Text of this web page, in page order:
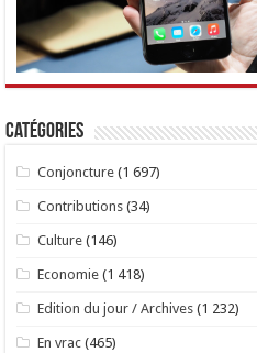
Catégories
Conjoncture (1 697)
Contributions (34)
Culture (146)
Economie (1 418)
Edition du jour / Archives (1 232)
En vrac (465)